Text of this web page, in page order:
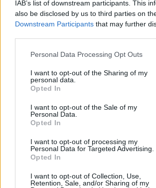
IAB’s list of downstream participants. This
also be disclosed by us to third parties on
Downstream Participants that may further
Please note that this website/app uses one
not limited to your visit or usage behaviour.
grant or deny consent to Google and its
use your data for below specified purposes
consent section.
Personal Data Processing Opt Outs
I want to opt-out of the Sharing of my
personal data.
Opted In
I want to opt-out of the Sale of my
Personal Data.
Opted In
I want to opt-out of processing my
Personal Data for Targeted Advertising.
Opted In
I want to opt-out of Collection, Use,
Retention, Sale, and/or Sharing of my
sehat yang ditata dengan cermat di
selada hijau renyah yang berfungsi
meningkatkan kesegaran dan tekstur
dari setiap bahan sambil
kuliner yang bersih dan modern.
yang dangkal menciptakan tampilan
bungkus di bagian depan tetap fokus
sementara elemen latar belakang
Gulungan selada disusun secara
papan kayu, menciptakan komposisi
yang secara alami menarik perhatian
latar depan ke latar belakang. Setiap